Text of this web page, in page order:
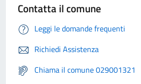
Contatta il comune
Leggi le domande frequenti
Richiedi Assistenza
Chiama il comune 029001321